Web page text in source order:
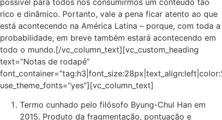
possível para todos nós consumirmos um conteúdo tão
rico e dinâmico. Portanto, vale a pena ficar atento ao que
está acontecendo na América Latina – porque, com toda a
probabilidade, em breve também estará acontecendo em
todo o mundo.[/vc_column_text][vc_custom_heading
text=”Notas de rodapé”
use_theme_fonts=”yes”][vc_column_text]
Termo cunhado pelo filósofo Byung-Chul Han em
2015. Produto da fragmentação, pontuação e